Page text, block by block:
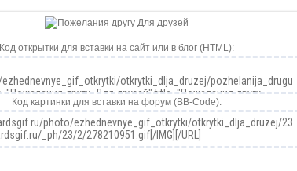
Код открытки для вставки на сайт или в блог (HTML):
Код картинки для вставки на форум (BB-Code):